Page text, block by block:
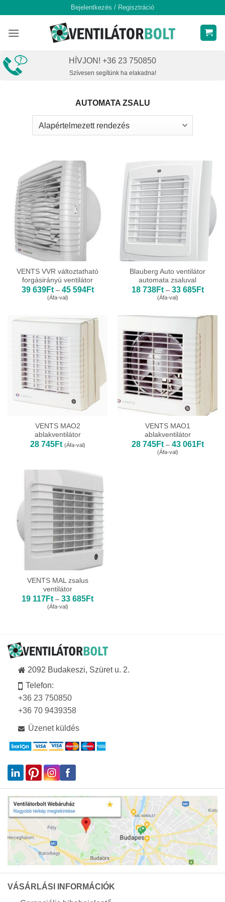
content
Bejelentkezés / Regisztráció
HÍVJON! +36 23 750850
Szívesen segítünk ha elakadna!
AUTOMATA ZSALU
VENTS VVR változtatható
forgásirányú ventilátor
39 639Ft – 45 594FtÁrtartomány:
594Ft
(Áfa-val)
Blauberg Auto ventilátor
automata zsaluval
18 738Ft – 33 685Ft
33
(Áfa-val)
VENTS MAO2
ablakventilátor
28 745Ft (Áfa-val)
VENTS MAO1
ablakventilátor
28 745Ft – 43 061Ft
(Áfa-val)
VENTS MAL zsalus
ventilátor
19 117Ft – 33 685FtÁrtartomány:
(Áfa-val)
2092 Budakeszi, Szüret u. 2.
Telefon:
+36 23 750850
+36 70 9439358
Üzenet küldés
VÁSÁRLÁSI INFORMÁCIÓK